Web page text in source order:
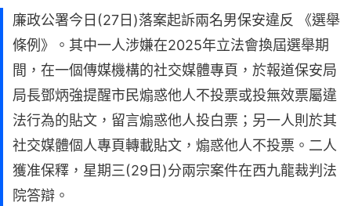
廉政公署今日(27日)落案起訴兩名男保安違反 《選舉
條例》。其中一人涉嫌在2025年立法會換屆選舉期
間，在一個傳媒機構的社交媒體專頁，於報道保安局
局長鄧炳強提醒市民煽惑他人不投票或投無效票屬違
法行為的貼文，留言煽惑他人投白票；另一人則於其
社交媒體個人專頁轉載貼文，煽惑他人不投票。二人
獲准保釋，星期三(29日)分兩宗案件在西九龍裁判法
院答辯。